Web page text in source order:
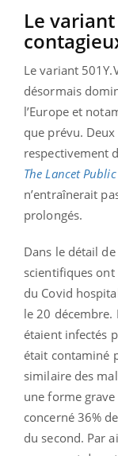
Le
Le variant
désormais
l’Europe et
que prévu.
respectivement
The Lancet
n’entraînerait
prolongés.
Dans le détail
scientifiques ont
du Covid
le 20 décembre.
étaient infectés
était contaminé
similaire des
une forme grave
concerné 36%
du second. Par